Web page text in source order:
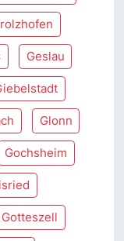
Geslau
Glonn
Gochsheim
Gotteszell